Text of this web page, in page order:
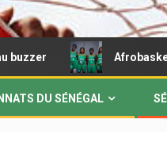
Afrobasket Féminin U18
DU SÉNÉGAL